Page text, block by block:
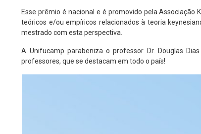
Esse prêmio é nacional e é promovido pela
teóricos e/ou empíricos relacionados à teoria
mestrado com esta perspectiva.
A Unifucamp parabeniza o professor Dr. Douglas
professores, que se destacam em todo o país!